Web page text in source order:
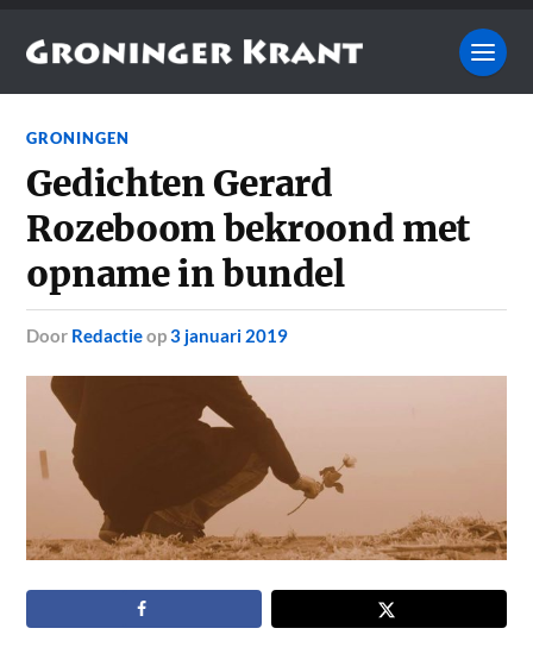
GRONINGEN
Gedichten Gerard
Rozeboom bekroond met
opname in bundel
door Redactieop3 januari 2019